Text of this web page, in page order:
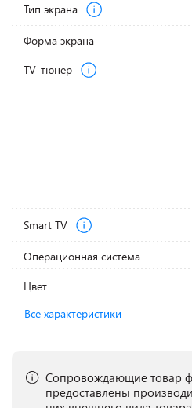
Тип экрана
Форма экрана
TV-тюнер
Smart TV
Операционная система
Цвет
Все характеристики
Сопровождающие товар
предоставлены